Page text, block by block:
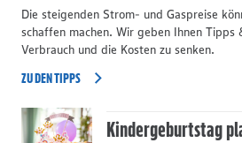
Die steigenden Strom- und Gaspreise
schaffen machen. Wir geben Ihnen Tipps
Verbrauch und die Kosten zu senken.
ZU DEN TIPPS
Kindergeburtstag